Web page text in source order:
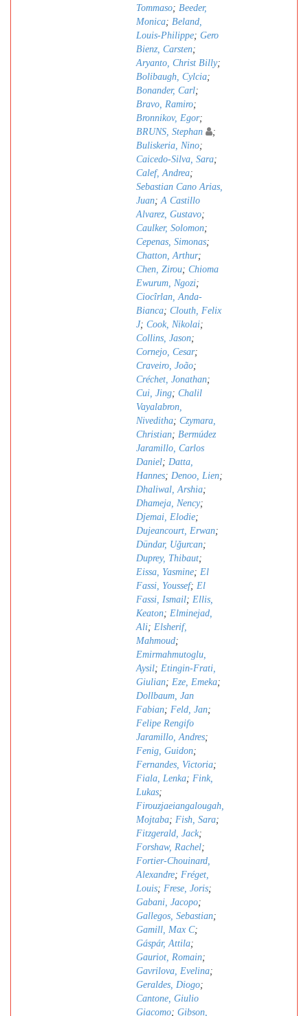
Tommaso; Beeder,
Monica; Beland,
Louis-Philippe; Gero
Bienz, Carsten;
Aryanto, Christ Billy;
Bolibaugh, Cylcia;
Bonander, Carl;
Bravo, Ramiro;
Bronnikov, Egor;
BRUNS, Stephan
;
Buliskeria, Nino;
Caicedo-Silva, Sara;
Calef, Andrea;
Sebastian Cano Arias,
Juan;A Castillo
Alvarez, Gustavo;
Caulker, Solomon;
Cepenas, Simonas;
Chatton, Arthur;
Chen, Zirou; Chioma
Ewurum, Ngozi;
Ciocîrlan, Anda-
Bianca; Clouth, Felix
J; Cook, Nikolai;
Collins, Jason;
Cornejo, Cesar;
Craveiro, João;
Créchet, Jonathan;
Cui, Jing; Chalil
Vayalabron,
Niveditha; Czymara,
Christian; Bermúdez
Jaramillo, Carlos
Daniel; Datta,
Hannes; Denoo, Lien;
Dhaliwal, Arshia;
Dhameja, Nency;
Djemai, Elodie;
Dujeancourt, Erwan;
Dündar, Uǧurcan;
Duprey, Thibaut;
Eissa, Yasmine; El
Fassi, Youssef; El
Fassi, Ismail; Ellis,
Keaton; Elminejad,
Ali; Elsherif,
Mahmoud;
Emirmahmutoglu,
Aysil; Etingin-Frati,
Giulian; Eze, Emeka;
Dollbaum, Jan
Fabian; Feld, Jan;
Felipe Rengifo
Jaramillo, Andres;
Fenig, Guidon;
Fernandes, Victoria;
Fiala, Lenka; Fink,
Lukas;
Firouzjaeiangalougah,
Mojtaba; Fish, Sara;
Fitzgerald, Jack;
Forshaw, Rachel;
Fortier-Chouinard,
Alexandre; Fréget,
Louis; Frese, Joris;
Gabani, Jacopo;
Gallegos, Sebastian;
Gamill, Max C;
Gáspár, Attila;
Gauriot, Romain;
Gavrilova, Evelina;
Geraldes, Diogo;
Cantone, Giulio
Giacomo; Gibson,